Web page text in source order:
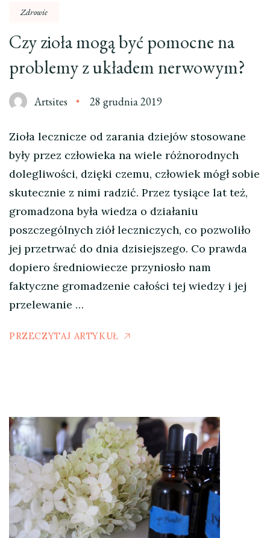
Zdrowie
Czy zioła mogą być pomocne na
problemy z układem nerwowym?
Artsites 28 grudnia 2019
Zioła lecznicze od zarania dziejów stosowane
były przez człowieka na wiele różnorodnych
dolegliwości, dzięki czemu, człowiek mógł sobie
skutecznie z nimi radzić. Przez tysiące lat też,
gromadzona była wiedza o działaniu
poszczególnych ziół leczniczych, co pozwoliło
jej przetrwać do dnia dzisiejszego. Co prawda
dopiero średniowiecze przyniosło nam
faktyczne gromadzenie całości tej wiedzy i jej
przelewanie …
PRZECZYTAJ ARTYKUŁ